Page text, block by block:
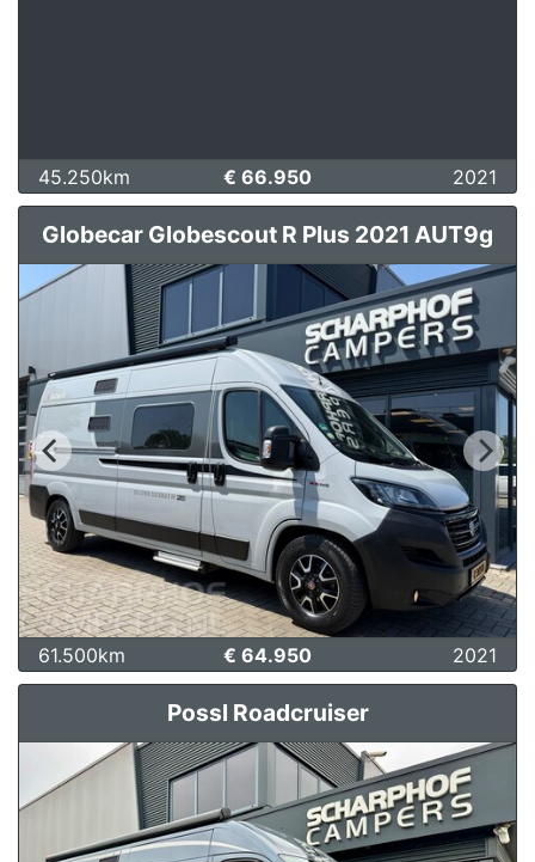
45.250km € 66.950 2021
Globecar Globescout R Plus 2021 AUT9g
61.500km € 64.950 2021
Possl Roadcruiser